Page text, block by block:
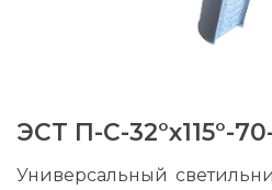
ЭСТ П-С-32°х115°-
Универсальный